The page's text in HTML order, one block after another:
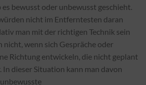
bewusst oder unbewusst geschieht.
nicht im Entferntesten daran
man mit der richtigen Technik sein
nicht, wenn sich Gespräche oder
Richtung entwickeln, die nicht geplant
In dieser Situation kann man davon